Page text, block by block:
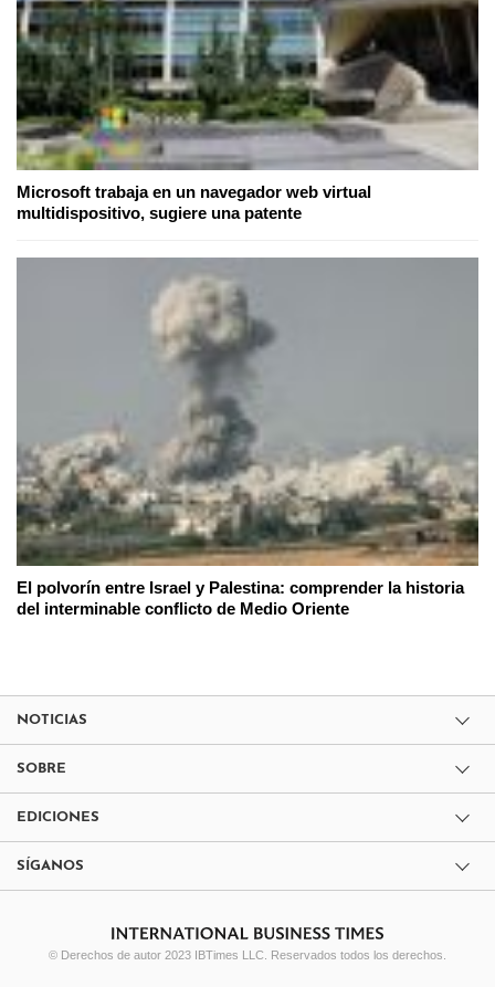
Microsoft trabaja en un navegador web virtual
multidispositivo, sugiere una patente
El polvorín entre Israel y Palestina: comprender la historia
del interminable conflicto de Medio Oriente
NOTICIAS
SOBRE
EDICIONES
SÍGANOS
© Derechos de autor 2023 IBTimes LLC. Reservados todos los derechos.